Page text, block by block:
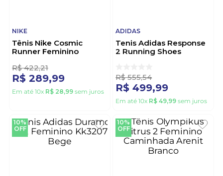
NIKE
Tênis Nike Cosmic
Runner Feminino
R$ 422,21
R$ 289,99
ADIDAS
Tenis Adidas Response
2 Running Shoes
R$ 555,54
R$ 499,99
Em até 10x R$ 49,99 sem juros
10%
OFF
10%
OFF